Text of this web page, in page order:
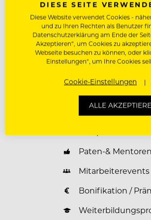
Benefits für unsere
Paten-&
Mitarbeiterevents
Bonifikation /
DIESE SEITE
Diese Website verwendet Cookies -
und zu Ihren Rechten als Benutzer
Datenschutzerklärung am Ende der
Akzeptieren“, um Cookies zu
Webseite besuchen zu können, oder
Einstellungen“, um Ihre Cookies
Cookie-Einstellungen
ALLE